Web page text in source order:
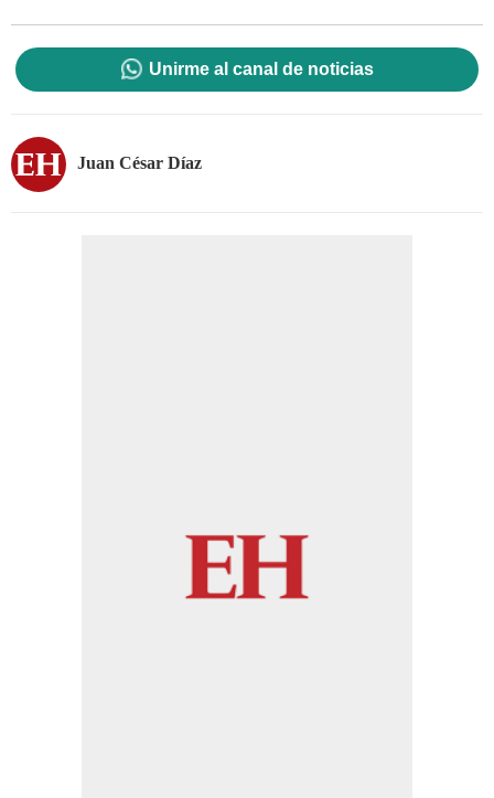
Unirme al canal de noticias
Juan César Díaz